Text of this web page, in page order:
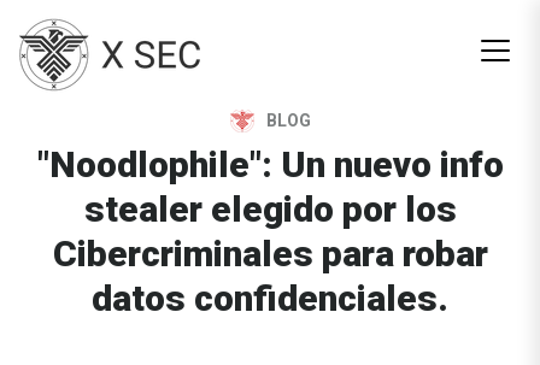
Menu
BLOG
"Noodlophile": Un nuevo info
stealer elegido por los
Cibercriminales para robar
datos confidenciales.